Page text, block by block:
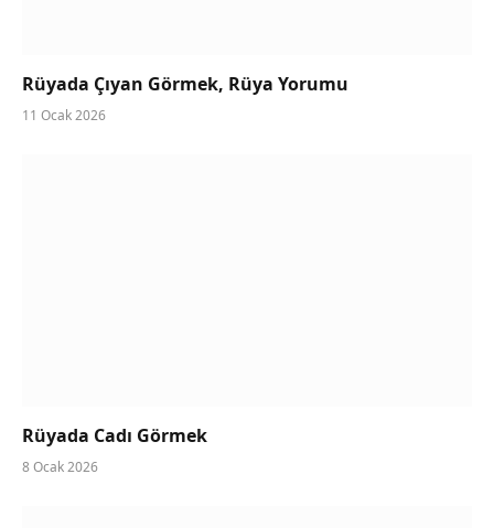
Rüyada Çıyan Görmek, Rüya Yorumu
11 Ocak 2026
Rüyada Cadı Görmek
8 Ocak 2026